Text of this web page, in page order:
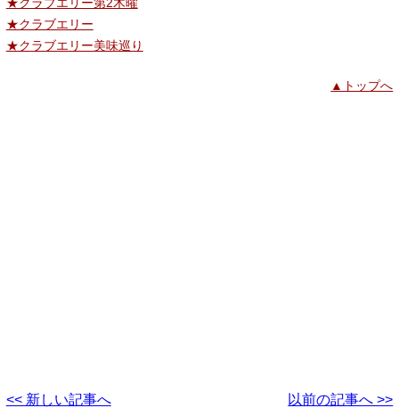
★クラブエリー
★クラブエリー美味巡り
▲トップへ
<< 新しい記事へ 以前の記事へ >>